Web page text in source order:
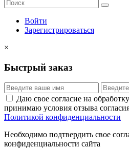
Войти
Зарегистрироваться
×
Быстрый заказ
Даю свое согласие на
принимаю условия отзыва
Политикой конфиденциальности
Необходимо подтвердить свое
конфиденциальности сайта